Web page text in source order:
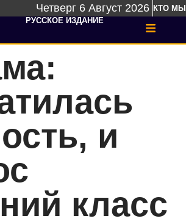
Четверг 6 Август 2026 КТО МЫ
РУССКОЕ ИЗДАНИЕ
и
класс